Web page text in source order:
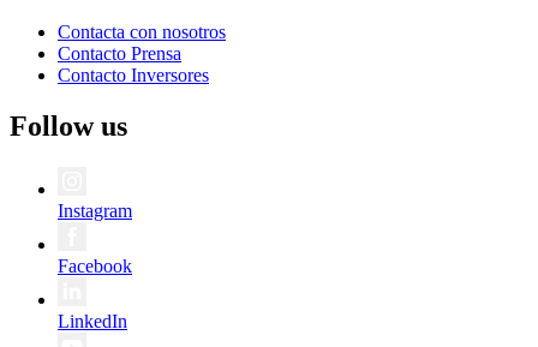
Contacta con nosotros
Contacto Prensa
Contacto Inversores
Follow us
Instagram
Facebook
LinkedIn